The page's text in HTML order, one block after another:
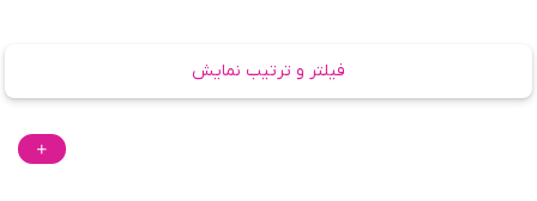
فیلتر و ترتیب نمایش